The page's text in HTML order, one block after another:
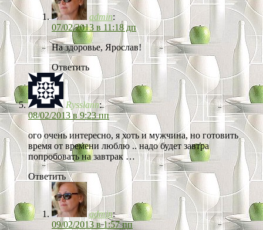
admin:
07/02/2013 в 11:18 дп
На здоровье, Ярослав!
Ответить
Rysslann:
08/02/2013 в 9:23 пп
ого очень интересно, я хоть и мужчина, но готовить
время от времени люблю .. надо будет завтра
попробовать на завтрак …
Ответить
admin:
09/02/2013 в 1:57 пп